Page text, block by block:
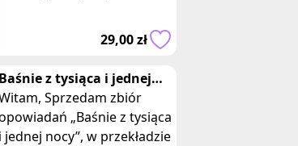
łatwy w utrzyman
29,00 zł
z tysiąca i jednej
Sprzedam zbiór
„Baśnie z tysiąca
jednej nocy”, w przekładzie